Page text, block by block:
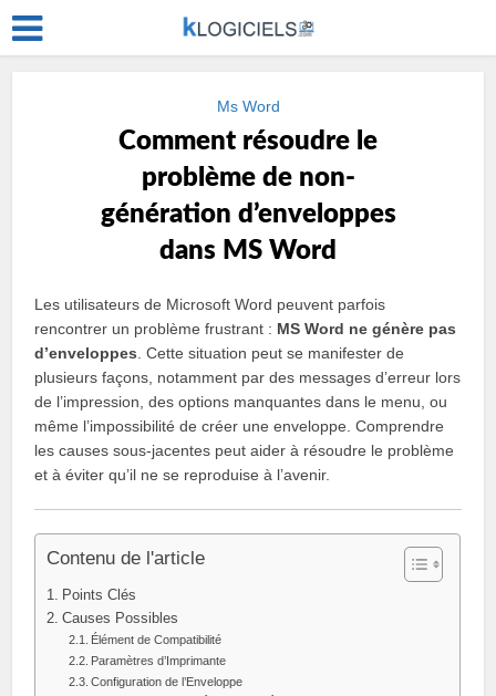
Ms Word
Comment résoudre le
problème de non-
génération d’enveloppes
dans MS Word
Les utilisateurs de Microsoft Word peuvent parfois
rencontrer un problème frustrant : MS Word ne génère pas
d’enveloppes . Cette situation peut se manifester de
plusieurs façons, notamment par des messages d’erreur lors
de l’impression, des options manquantes dans le menu, ou
même l’impossibilité de créer une enveloppe. Comprendre
les causes sous-jacentes peut aider à résoudre le problème
et à éviter qu’il ne se reproduise à l’avenir.
Contenu de l'article
Points Clés
Causes Possibles
Élément de Compatibilité
Paramètres d’Imprimante
Configuration de l’Enveloppe